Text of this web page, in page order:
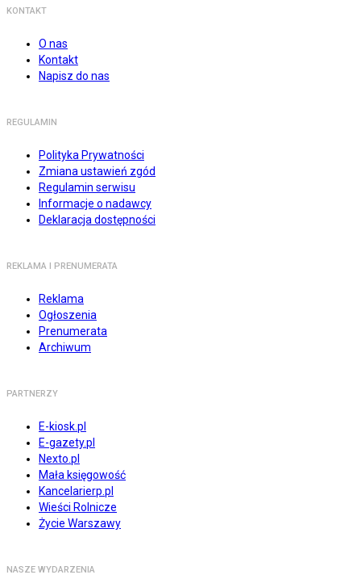
KONTAKT
O nas
Kontakt
Napisz do nas
REGULAMIN
Polityka Prywatności
Zmiana ustawień zgód
Regulamin serwisu
Informacje o nadawcy
Deklaracja dostępności
REKLAMA I PRENUMERATA
Reklama
Ogłoszenia
Prenumerata
Archiwum
PARTNERZY
E-kiosk.pl
E-gazety.pl
Nexto.pl
Mała księgowość
Kancelarierp.pl
Wieści Rolnicze
Życie Warszawy
NASZE WYDARZENIA